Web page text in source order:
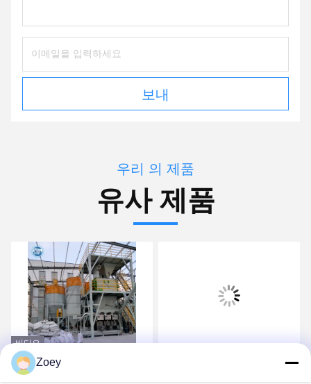
보내
우리 의 제품
유사 제품
비디오
식물을 제조하는 자동 피드
벽체 퍼티 세라믹 타일 접
르는 자동밸브 곤포기에 의
Zoey